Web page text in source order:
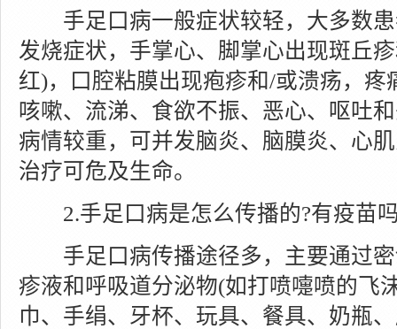
手足口病一般症状较轻，大多数患
发烧症状，手掌心、脚掌心出现斑丘
红)，口腔粘膜出现疱疹和/或溃疡，疼
咳嗽、流涕、食欲不振、恶心、呕吐
病情较重，可并发脑炎、脑膜炎、心
治疗可危及生命。
2.手足口病是怎么传播的?有疫苗
手足口病传播途径多，主要通过密
疹液和呼吸道分泌物(如打喷嚏喷的飞
巾、手绢、牙杯、玩具、餐具、奶瓶